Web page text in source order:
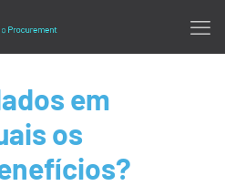
em
os